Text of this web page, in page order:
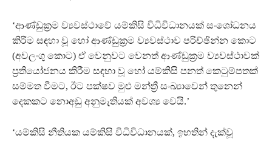
‘ආණ්ඩුක්‍රම ව්‍යවස්ථාවේ යම්කිසි විධිවිධානයක් සංශෝධනය
කිරීම සඳහා වූ හෝ ආණ්ඩුක්‍රම ව්‍යවස්ථාව පරිච්ඡින්න කොට
(අවලංගු කොට) ඒ වෙනුවට වෙනත් ආණ්ඩුක්‍රම ව්‍යවස්ථාවක්
ප්‍රතියෝජනය කිරීම සඳහා වූ හෝ යම්කිසි පනත් කෙටුම්පතක්
සම්මත වීමට, ඊට පක්ෂව මුළු මන්ත්‍රී සංඛ්‍යාවෙන් තුනෙන්
දෙකකට නොඅඩු අනුමැතියක් අවශ්‍ය වෙයි.’
‘යම්කිසි නීතියක යම්කිසි විධිවිධානයක්, ඉහතින් දැක්වූ